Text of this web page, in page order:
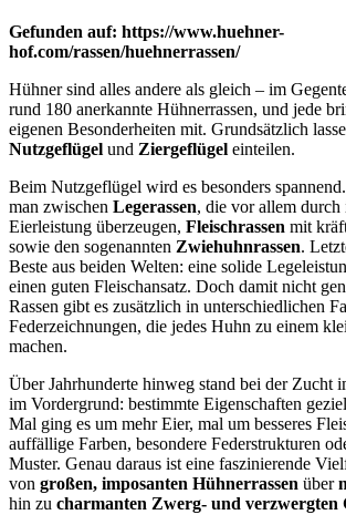
Gefunden auf: https://www.huehner-
hof.com/rassen/huehnerrassen/
Hühner sind alles andere als gleich – im
rund 180 anerkannte Hühnerrassen, und jede
eigenen Besonderheiten mit. Grundsätzlich
Nutzgeflügel und Ziergeflügel einteilen.
Beim Nutzgeflügel wird es besonders
man zwischen Legerassen, die vor allem durch
Eierleistung überzeugen, Fleischrassen mit
sowie den sogenannten Zwiehuhnrassen.
Beste aus beiden Welten: eine solide
einen guten Fleischansatz. Doch damit nicht
Rassen gibt es zusätzlich in unterschiedlichen
Federzeichnungen, die jedes Huhn zu einem
machen.
Über Jahrhunderte hinweg stand bei der Zucht
im Vordergrund: bestimmte Eigenschaften
Mal ging es um mehr Eier, mal um besseres
auffällige Farben, besondere Federstrukturen
Muster. Genau daraus ist eine faszinierende
von großen, imposanten Hühnerrassen über
hin zu charmanten Zwerg- und verzwergten